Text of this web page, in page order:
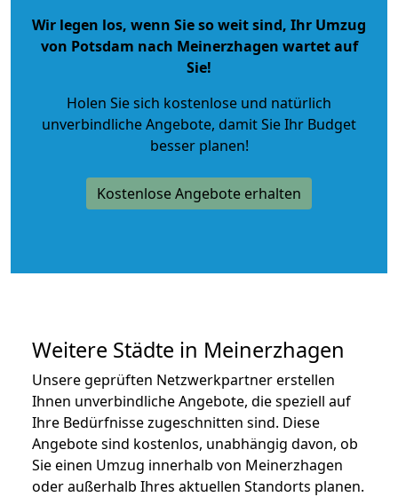
Wir legen los, wenn Sie so weit sind, Ihr Umzug
von Potsdam nach Meinerzhagen wartet auf
Sie!
Holen Sie sich kostenlose und natürlich
unverbindliche Angebote, damit Sie Ihr Budget
besser planen!
Kostenlose Angebote erhalten
Weitere Städte in Meinerzhagen
Unsere geprüften Netzwerkpartner erstellen
Ihnen unverbindliche Angebote, die speziell auf
Ihre Bedürfnisse zugeschnitten sind. Diese
Angebote sind kostenlos, unabhängig davon, ob
Sie einen Umzug innerhalb von Meinerzhagen
oder außerhalb Ihres aktuellen Standorts planen.